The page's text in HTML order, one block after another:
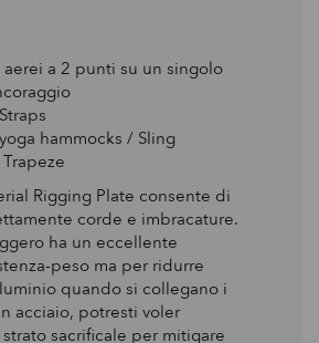
a 2 punti su un singolo
hammocks / Sling
Rigging Plate consente di
corde e imbracature.
ha un eccellente
peso ma per ridurre
quando si collegano i
acciaio, potresti voler
sacrificale per mitigare